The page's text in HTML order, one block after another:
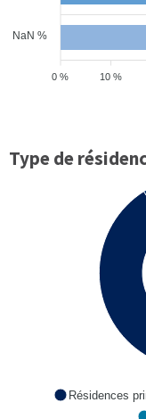
NaN %
10 %
0 %
Type de
Résidences